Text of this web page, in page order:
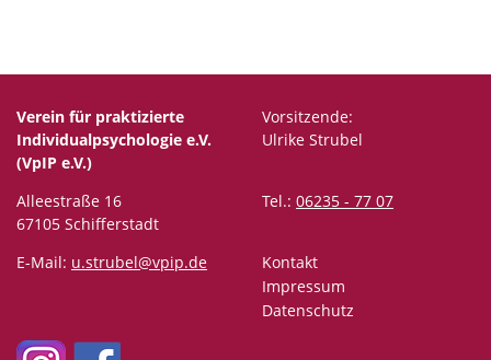
Verein für praktizierte
Individualpsychologie e.V.
(VpIP e.V.)
Vorsitzende:
Ulrike Strubel
Alleestraße 16
67105 Schifferstadt
Tel.: 06235 - 77 07
E-Mail: u.strubel@vpip.de
Kontakt
Impressum
Datenschutz